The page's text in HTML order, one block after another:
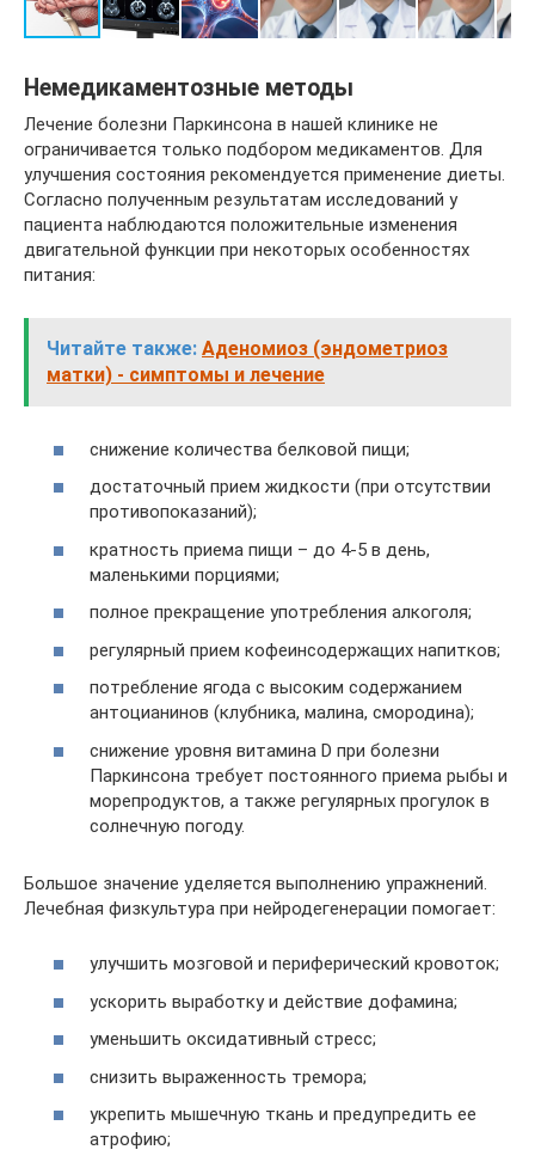
Немедикаментозные методы
Лечение болезни Паркинсона в нашей клинике не
ограничивается только подбором медикаментов. Для
улучшения состояния рекомендуется применение диеты.
Согласно полученным результатам исследований у
пациента наблюдаются положительные изменения
двигательной функции при некоторых особенностях
питания:
Читайте также: Аденомиоз (эндометриоз
матки) - симптомы и лечение
снижение количества белковой пищи;
достаточный прием жидкости (при отсутствии
противопоказаний);
кратность приема пищи – до 4-5 в день,
маленькими порциями;
полное прекращение употребления алкоголя;
регулярный прием кофеинсодержащих напитков;
потребление ягода с высоким содержанием
антоцианинов (клубника, малина, смородина);
снижение уровня витамина D при болезни
Паркинсона требует постоянного приема рыбы и
морепродуктов, а также регулярных прогулок в
солнечную погоду.
Большое значение уделяется выполнению упражнений.
Лечебная физкультура при нейродегенерации помогает:
улучшить мозговой и периферический кровоток;
ускорить выработку и действие дофамина;
уменьшить оксидативный стресс;
снизить выраженность тремора;
укрепить мышечную ткань и предупредить ее
атрофию;